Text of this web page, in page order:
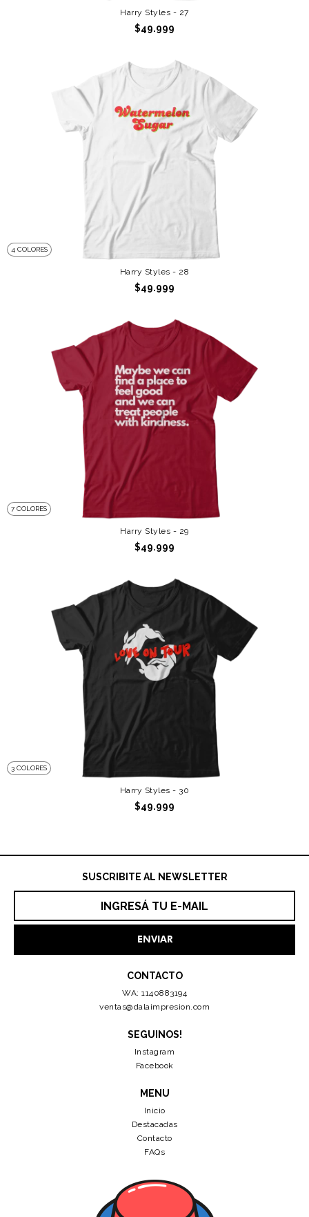
Harry Styles - 27
$49.999
4 COLORES
Harry Styles - 28
$49.999
7 COLORES
Harry Styles - 29
$49.999
3 COLORES
Harry Styles - 30
$49.999
SUSCRIBITE AL NEWSLETTER
CONTACTO
WA: 1140883194
ventas@dalaimpresion.com
SEGUINOS!
Instagram
Facebook
MENU
Inicio
Destacadas
Contacto
FAQs